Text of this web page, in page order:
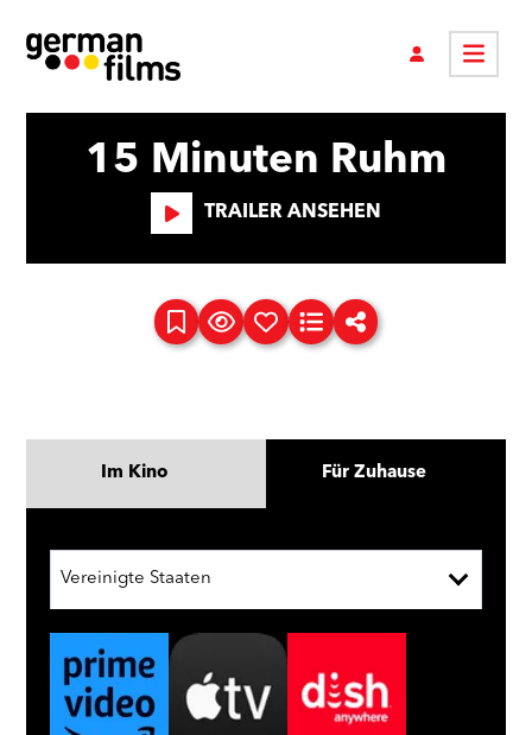
15 Minuten Ruhm
TRAILER ANSEHEN
Im Kino Für Zuhause
Vereinigte Staaten